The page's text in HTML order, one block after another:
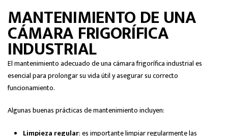
MANTENIMIENTO DE UNA
CÁMARA FRIGORÍFICA
INDUSTRIAL
El mantenimiento adecuado de una cámara frigorífica industrial es
esencial para prolongar su vida útil y asegurar su correcto
funcionamiento.
Algunas buenas prácticas de mantenimiento incluyen:
Limpieza regular: es importante limpiar regularmente las